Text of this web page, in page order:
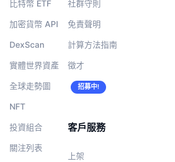
比特幣 ETF
加密貨幣 API
DexScan
實體世界資產
全球走勢圖
NFT
投資組合
關注列表
社群守則
免責聲明
計算方法指南
徵才
招募中!
客戶服務
上架